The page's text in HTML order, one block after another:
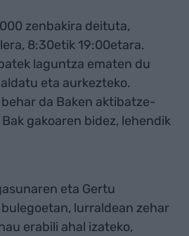
zenbakira deituta,
8:30etik 19:00etara.
laguntza ematen du
eta aurkezteko.
da Baken aktibatze-
gakoaren bidez, lehendik
eta Gertu
lurraldean zehar
erabili ahal izateko,